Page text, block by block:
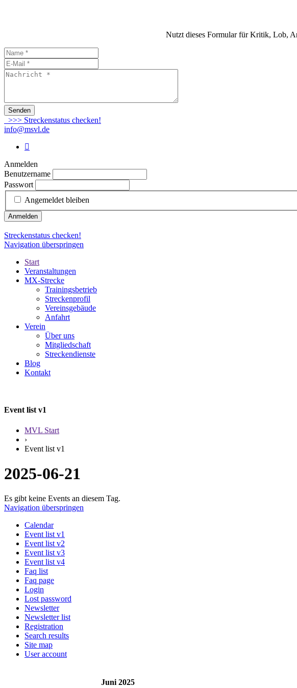
Nutzt dieses Formular für Kritik, Lob,
Senden
>>> Streckenstatus checken!
info@msvl.de
Anmelden
Benutzername
Passwort
Angemeldet bleiben
Anmelden
Streckenstatus checken!
Navigation überspringen
Start
Veranstaltungen
MX-Strecke
Trainingsbetrieb
Streckenprofil
Vereinsgebäude
Anfahrt
Verein
Über uns
Mitgliedschaft
Streckendienste
Blog
Kontakt
Event list v1
MVL Start
›
Event list v1
2025-06-21
Es gibt keine Events an diesem Tag.
Navigation überspringen
Calendar
Event list v1
Event list v2
Event list v3
Event list v4
Faq list
Faq page
Login
Lost password
Newsletter
Newsletter list
Registration
Search results
Site map
User account
Juni 2025